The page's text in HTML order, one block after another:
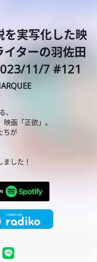
を実写化した映
ターの羽佐田
11/7 #121
、
画「正欲」。
ちが
した！